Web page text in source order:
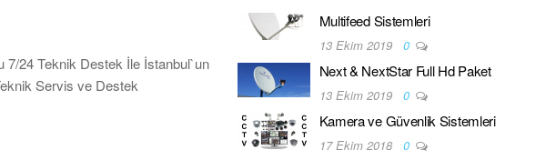
7/24 Teknik Destek İle İstanbul`un
Servis ve Destek
Multifeed Sistemleri
13 Ekim 2019 0
Next & NextStar Full Hd Paket
13 Ekim 2019 0
Kamera ve Güvenlik Sistemleri
17 Ekim 2018 0